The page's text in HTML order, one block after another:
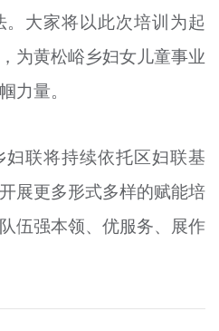
大家将以此次培训为起
为黄松峪乡妇女儿童事业
力量。
联将持续依托区妇联基
展更多形式多样的赋能培
伍强本领、优服务、展作